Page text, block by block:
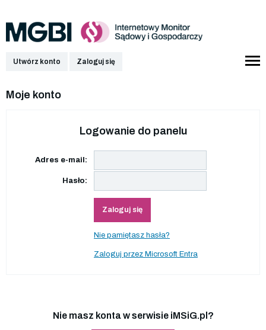
Utwórz konto Zaloguj się
Moje konto
Logowanie do panelu
Adres e-mail:
Hasło:
Zaloguj się
Nie pamiętasz hasła?
Zaloguj przez Microsoft Entra
Nie masz konta w serwisie iMSiG.pl?